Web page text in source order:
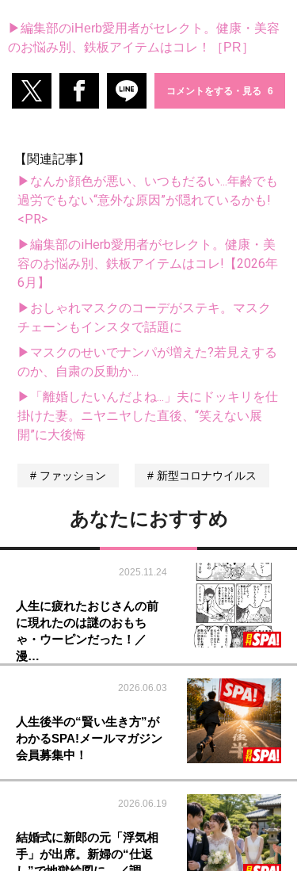
▶編集部のiHerb愛用者がセレクト。健康・美容
のお悩み別、鉄板アイテムはコレ！［PR］
コメントをする・見る
【関連記事】
▶なんか顔色が悪い、いつもだるい...年齢でも
過労でもない“意外な原因”が隠れているかも!
<PR>
▶編集部のiHerb愛用者がセレクト。健康・美
容のお悩み別、鉄板アイテムはコレ!【2026年
6月】
▶おしゃれマスクのコーデがステキ。マスク
チェーンもインスタで話題に
▶マスクのせいでナンパが増えた?若見えする
のか、自粛の反動か...
▶「離婚したいんだよね...」夫にドッキリを仕
掛けた妻。ニヤニヤした直後、“笑えない展
開”に大後悔
ファッション 新型コロナウイルス
あなたにおすすめ
2025.11.24
人生に疲れたおじさんの前
に現れたのは謎のおもち
ゃ・ウーピンだった！／
漫…
2026.06.03
人生後半の“賢い生き方”が
わかるSPA!メールマガジン
会員募集中！
2026.06.19
結婚式に新郎の元「浮気相
手」が出席。新婦の“仕返